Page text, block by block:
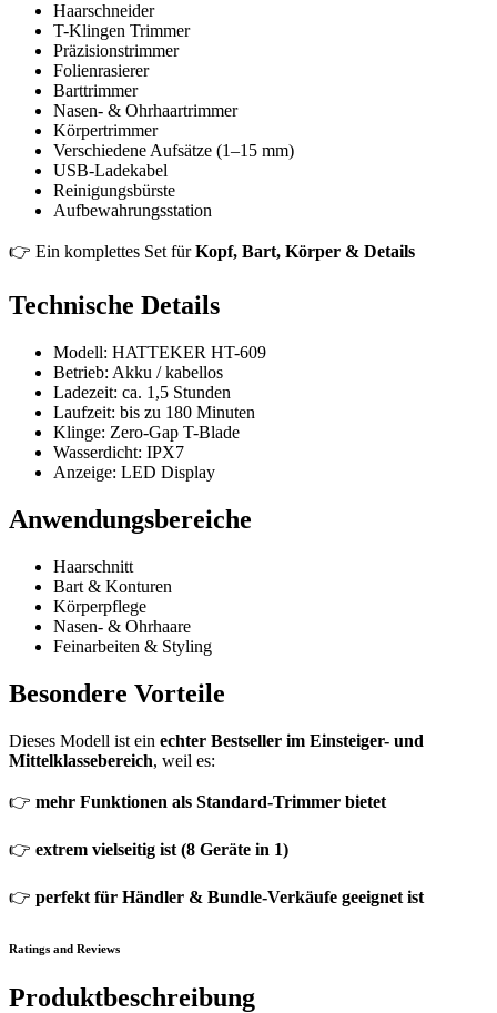
Haarschneider
T-Klingen Trimmer
Präzisionstrimmer
Folienrasierer
Barttrimmer
Nasen- & Ohrhaartrimmer
Körpertrimmer
Verschiedene Aufsätze (1–15 mm)
USB-Ladekabel
Reinigungsbürste
Aufbewahrungsstation
👉 Ein komplettes Set fürKopf, Bart, Körper & Details
Technische Details
Modell: HATTEKER HT-609
Betrieb: Akku / kabellos
Ladezeit: ca. 1,5 Stunden
Laufzeit: bis zu 180 Minuten
Klinge: Zero-Gap T-Blade
Wasserdicht: IPX7
Anzeige: LED Display
Anwendungsbereiche
Haarschnitt
Bart & Konturen
Körperpflege
Nasen- & Ohrhaare
Feinarbeiten & Styling
Besondere Vorteile
Dieses Modell ist ein echter Bestseller im Einsteiger- und
Mittelklassebereich, weil es:
👉 mehr Funktionen als Standard-Trimmer bietet
👉 extrem vielseitig ist (8 Geräte in 1)
👉 perfekt für Händler & Bundle-Verkäufe geeignet ist
Ratings and Reviews
Produktbeschreibung